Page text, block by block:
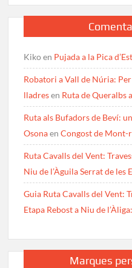
Kikoen Pujada a la Pica
Robatori a Vall de Núria:
lladresen Ruta de Queralbs
Ruta als Bufadors de Beví:
OsonaenCongost de Mont-
Ruta Cavalls del Vent:
Niu de l’Àguila Serrat de les
Guia Ruta Cavalls del Vent:
Etapa Rebost a Niu de
Marques